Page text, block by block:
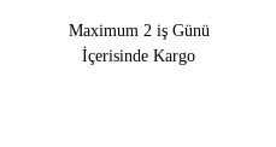
Maximum 2 iş Günü
İçerisinde Kargo